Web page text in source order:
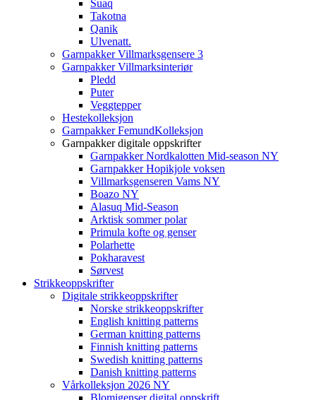
Suaq
Takotna
Qanik
Ulvenatt.
Garnpakker Villmarksgensere 3
Garnpakker Villmarksinteriør
Pledd
Puter
Veggtepper
Hestekolleksjon
Garnpakker FemundKolleksjon
Garnpakker digitale oppskrifter
Garnpakker Nordkalotten Mid-season NY
Garnpakker Hopikjole voksen
Villmarksgenseren Vams NY
Boazo NY
Alasuq Mid-Season
Arktisk sommer polar
Primula kofte og genser
Polarhette
Pokharavest
Sørvest
Strikkeoppskrifter
Digitale strikkeoppskrifter
Norske strikkeoppskrifter
English knitting patterns
German knitting patterns
Finnish knitting patterns
Swedish knitting patterns
Danish knitting patterns
Vårkolleksjon 2026 NY
Blomigenser digital oppskrift